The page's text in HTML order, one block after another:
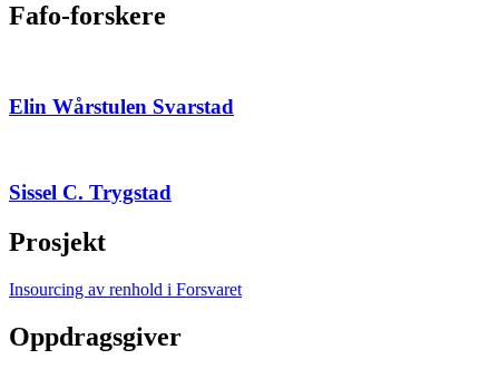
Fafo-forskere
Elin Wårstulen Svarstad
Sissel C. Trygstad
Prosjekt
Insourcing av renhold i Forsvaret
Oppdragsgiver